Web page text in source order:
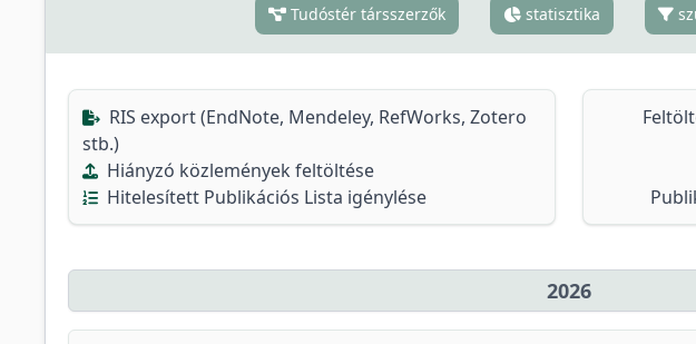
Tudóstér társszerzők statisztika
RIS export (EndNote, Mendeley, RefWorks, Zotero
stb.)
Hiányzó közlemények feltöltése
Hitelesített Publikációs Lista igénylése
2026